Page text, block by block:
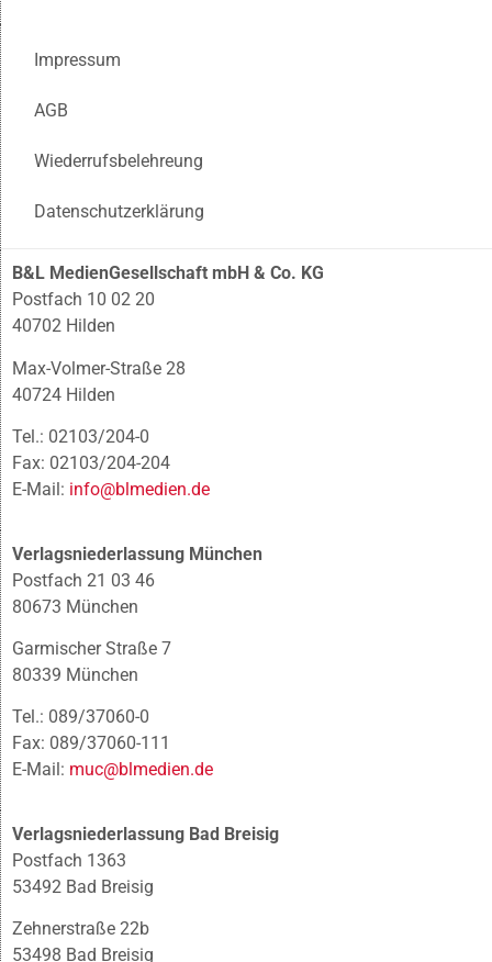
Impressum
AGB
Wiederrufsbelehreung
Datenschutzerklärung
B&L MedienGesellschaft mbH & Co. KG
Postfach 10 02 20
40702 Hilden
Max-Volmer-Straße 28
40724 Hilden
Tel.: 02103/204-0
Fax: 02103/204-204
E-Mail: info@blmedien.de
Verlagsniederlassung München
Postfach 21 03 46
80673 München
Garmischer Straße 7
80339 München
Tel.: 089/37060-0
Fax: 089/37060-111
E-Mail: muc@blmedien.de
Verlagsniederlassung Bad Breisig
Postfach 1363
53492 Bad Breisig
Zehnerstraße 22b
53498 Bad Breisig